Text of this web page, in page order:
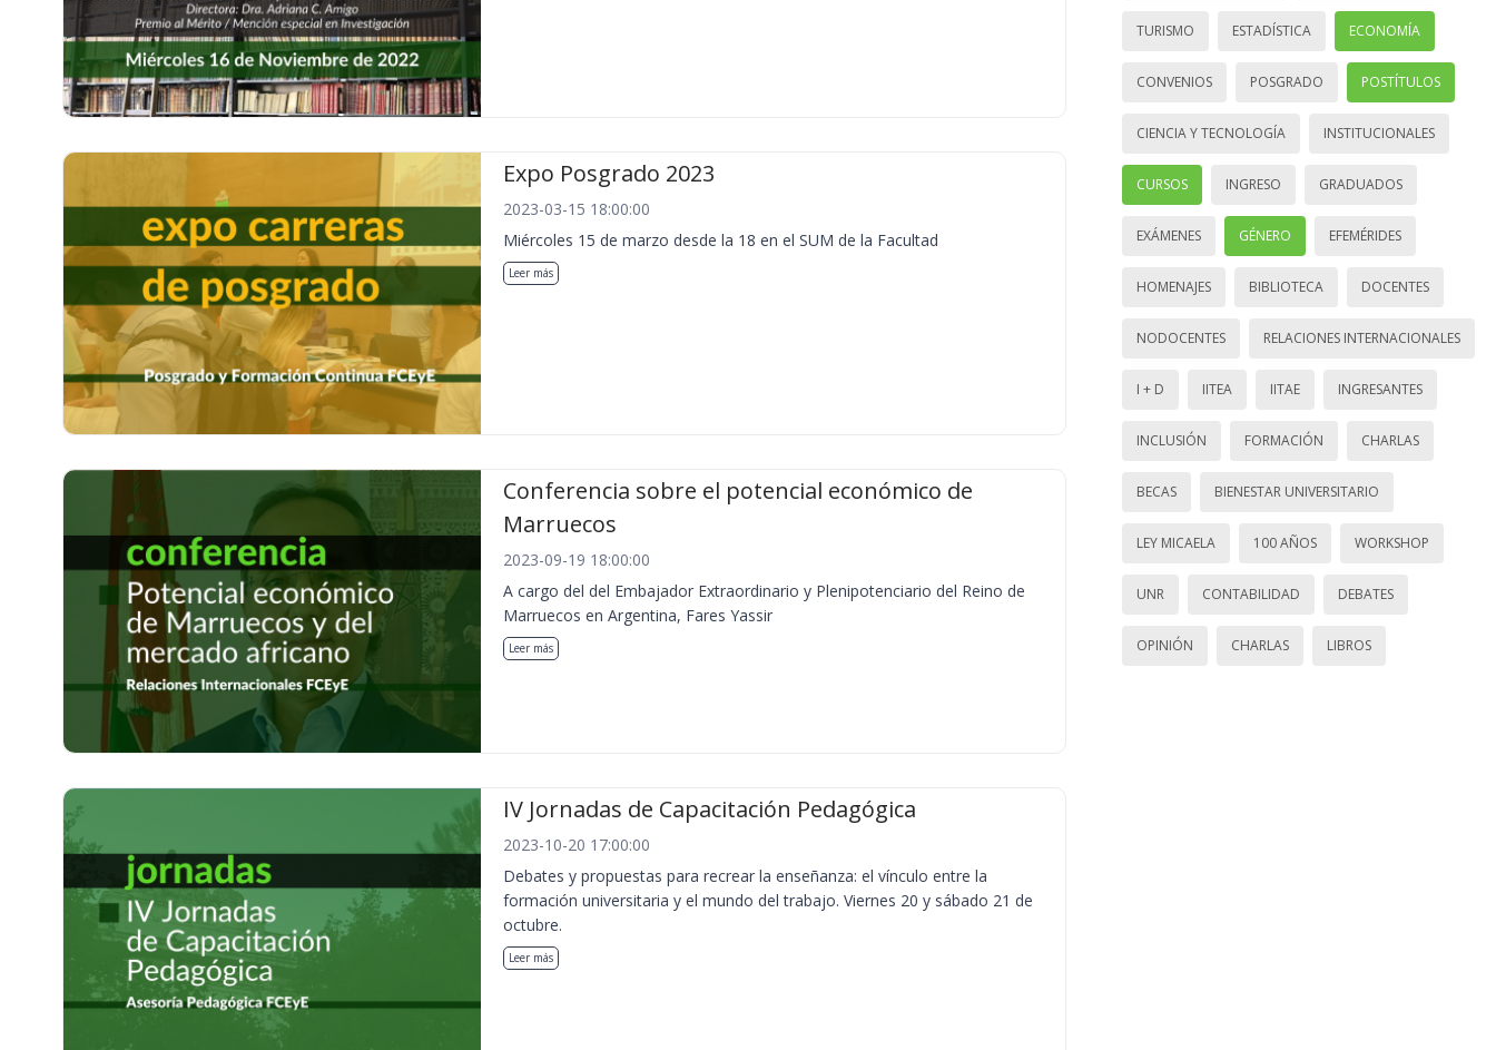
Expo Posgrado 2023
2023-03-15 18:00:00
Miércoles 15 de marzo desde la 18 en el SUM de la Facultad
Leer más
Conferencia sobre el potencial económico de
Marruecos
2023-09-19 18:00:00
A cargo del del Embajador Extraordinario y Plenipotenciario del Reino de
Marruecos en Argentina, Fares Yassir
Leer más
IV Jornadas de Capacitación Pedagógica
2023-10-20 17:00:00
Debates y propuestas para recrear la enseñanza: el vínculo entre la
formación universitaria y el mundo del trabajo. Viernes 20 y sábado 21 de
octubre.
Leer más
TURISMO ESTADÍSTICA ECONOMÍA
CONVENIOS POSGRADO POSTÍTULOS
CIENCIA Y TECNOLOGÍA INSTITUCIONALES
CURSOS INGRESO GRADUADOS
EXÁMENES GÉNERO EFEMÉRIDES
HOMENAJES BIBLIOTECA DOCENTES
NODOCENTES RELACIONES INTERNACIONALES
I + D IITEA IITAE INGRESANTES
INCLUSIÓN FORMACIÓN CHARLAS
BECAS BIENESTAR UNIVERSITARIO
LEY MICAELA 100 AÑOS WORKSHOP
UNR CONTABILIDAD DEBATES
OPINIÓN CHARLAS LIBROS